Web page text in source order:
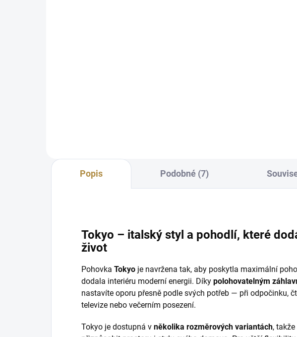
Popis Podobné (7)
Tokyo – italský styl a pohodlí, které
život
Pohovka Tokyo je navržena tak, aby poskytla maximální
dodala interiéru moderní energii. Díky polohovatelným
nastavíte oporu přesně podle svých potřeb — při odpočinku,
televize nebo večerním posezení.
Tokyo je dostupná v několika rozměrových variantách,